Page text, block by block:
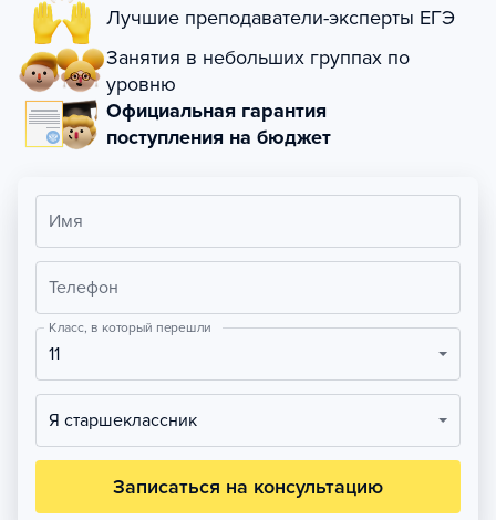
Лучшие преподаватели-эксперты ЕГЭ
Занятия в небольших группах по
уровню
Официальная гарантия
поступления на бюджет
Имя
Телефон
Класс, в который перешли
11
Я старшеклассник
Записаться на консультацию